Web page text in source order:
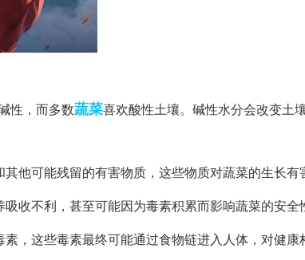
性，而多数蔬菜喜欢酸性土壤。碱性水分会改变土
他可能残留的有害物质，这些物质对蔬菜的生长有
收不利，甚至可能因为毒素积累而影响蔬菜的安全
，这些毒素最终可能通过食物链进入人体，对健康